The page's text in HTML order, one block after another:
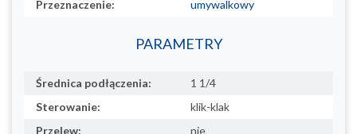
Przeznaczenie:
umywalkowy
PARAMETRY
Średnica podłączenia:
1 1/4
Sterowanie:
klik-klak
Przelew:
nie